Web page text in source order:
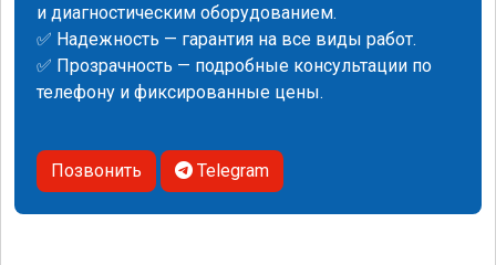
и диагностическим оборудованием.
✅ Надежность — гарантия на все виды работ.
✅ Прозрачность — подробные консультации по
телефону и фиксированные цены.
Позвонить Telegram